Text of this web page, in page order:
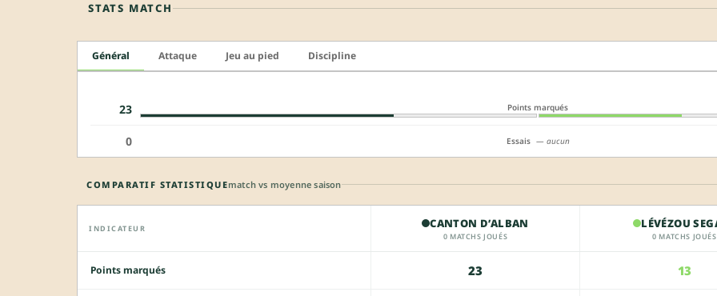
STATS MATCH
Général Attaque Jeu au pied Discipline
23 Points marqués
0 Essais — aucun
COMPARATIF STATISTIQUEmatch vs moyenne saison
INDICATEUR CANTON D’ALBAN
0 MATCHS JOUÉS
LÉVÉZOU
0 MATCHS JOUÉS
Points marqués 23 13